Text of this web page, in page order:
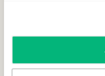
Split modus
Ja
MEER